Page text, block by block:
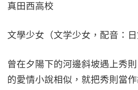
真田西高校
文學少女（文学少女，配音：日
曾在夕陽下的河邊斜坡遇上秀
的愛情小說相似，就把秀則當